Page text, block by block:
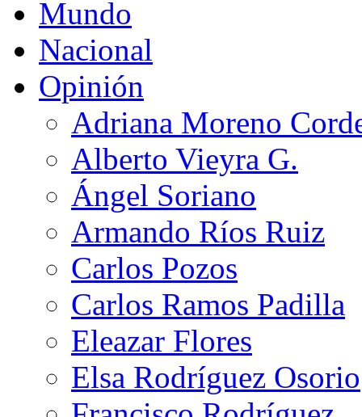
Mundo
Nacional
Opinión
Adriana Moreno
Alberto Vieyra G.
Ángel Soriano
Armando Ríos Ruiz
Carlos Pozos
Carlos Ramos Padilla
Eleazar Flores
Elsa Rodríguez Osorio